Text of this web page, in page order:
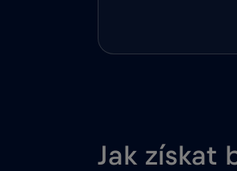
Jak získat